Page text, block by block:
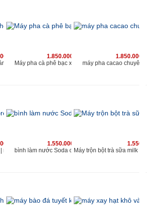
vnđ
1.850.000 vnđ
Máy pha cà phê bạc xỉu chuyên nghiệp
1.850.000
máy pha cacao chuyên
vnđ
máy pha cafe espresso | máy xay cà phê chuyên nghiệp
1.550.000 vnđ
bình làm nước Soda cho quán kahchan